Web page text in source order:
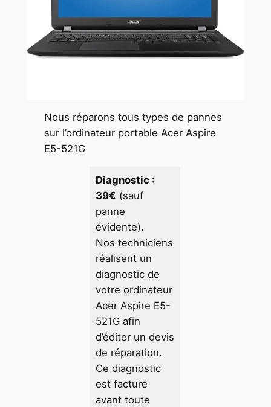
Nous réparons tous types de pannes
sur l’ordinateur portable Acer Aspire
E5-521G
Diagnostic :
39€ (sauf
panne
évidente).
Nos techniciens
réalisent un
diagnostic de
votre ordinateur
Acer Aspire E5-
521G afin
d’éditer un devis
de réparation.
Ce diagnostic
est facturé
avant toute